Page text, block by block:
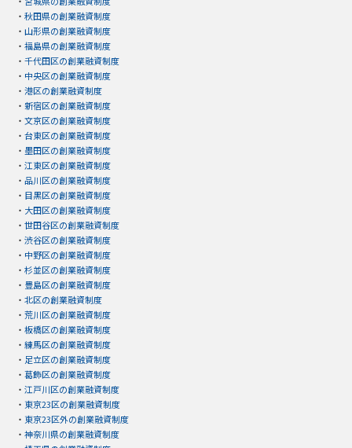
・ 秋田県の創業融資制度
・ 山形県の創業融資制度
・ 福島県の創業融資制度
・ 千代田区の創業融資制度
・ 中央区の創業融資制度
・ 港区の創業融資制度
・ 新宿区の創業融資制度
・ 文京区の創業融資制度
・ 台東区の創業融資制度
・ 墨田区の創業融資制度
・ 江東区の創業融資制度
・ 品川区の創業融資制度
・ 目黒区の創業融資制度
・ 大田区の創業融資制度
・ 世田谷区の創業融資制度
・ 渋谷区の創業融資制度
・ 中野区の創業融資制度
・ 杉並区の創業融資制度
・ 豊島区の創業融資制度
・ 北区の創業融資制度
・ 荒川区の創業融資制度
・ 板橋区の創業融資制度
・ 練馬区の創業融資制度
・ 足立区の創業融資制度
・ 葛飾区の創業融資制度
・ 江戸川区の創業融資制度
・ 東京23区の創業融資制度
・ 東京23区外の創業融資制度
・ 神奈川県の創業融資制度